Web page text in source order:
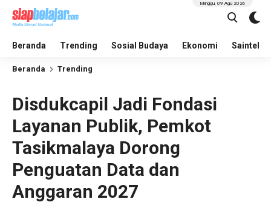
Beranda Trending Sosial Budaya Ekonomi Saintek
Minggu, 09 Agu 2026
Beranda Trending
Disdukcapil Jadi Fondasi
Layanan Publik, Pemkot
Tasikmalaya Dorong
Penguatan Data dan
Anggaran 2027